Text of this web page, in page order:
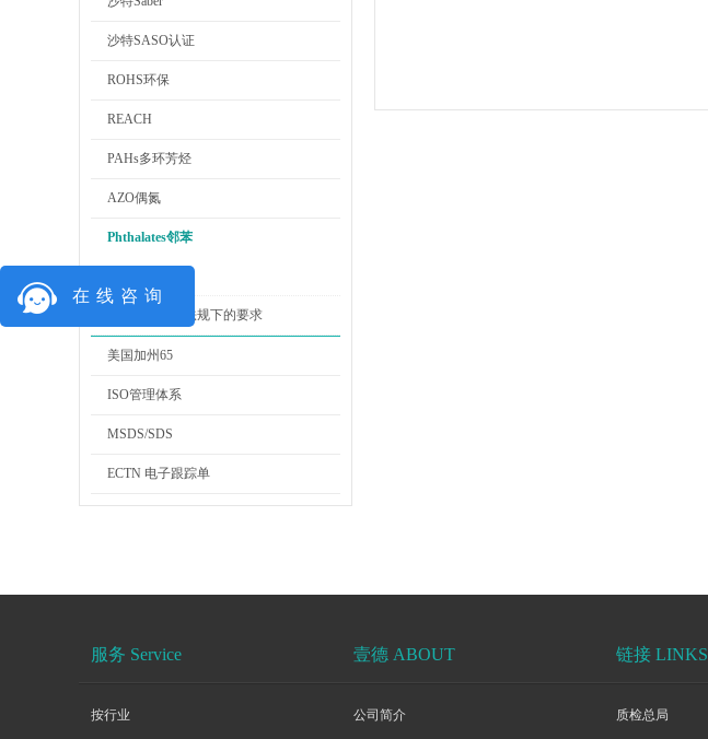
沙特SASO认证
ROHS环保
REACH
PAHs多环芳烃
AZO偶氮
Phthalates邻苯
邻苯在不同法规下的要求
美国加州65
ISO管理体系
MSDS/SDS
ECTN 电子跟踪单
服务 Service
按行业
壹德 ABOUT
公司简介
链接 LINKS
质检总局
在线咨询